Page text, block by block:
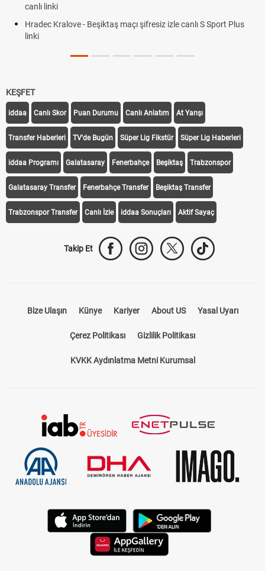
canlı linki
Hradec Kralove - Beşiktaş maçı şifresiz izle canlı S Sport Plus
linki
KEŞFET
iddaa Canlı Skor Puan Durumu Canlı Anlatım At Yarışı
Transfer Haberleri TV'de Bugün Süper Lig Fikstür Süper Lig Haberleri
iddaa Programı Galatasaray Fenerbahçe Beşiktaş Trabzonspor
Galatasaray Transfer Fenerbahçe Transfer Beşiktaş Transfer
Trabzonspor Transfer Canlı İzle iddaa Sonuçları Aktif Sayaç
Takip Et
Bize Ulaşın Künye Kariyer About US Yasal Uyarı
Çerez Politikası Gizlilik Politikası
KVKK Aydınlatma Metni Kurumsal